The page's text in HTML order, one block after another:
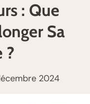
: Que
Sa
?
2024